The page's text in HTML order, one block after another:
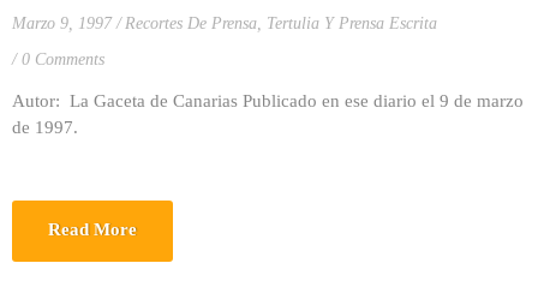
Marzo 9, 1997 Recortes De Prensa, Tertulia Y Prensa Escrita
0 Comments
Autor: La Gaceta de Canarias Publicado en ese diario el 9 de marzo
de 1997.
Read More